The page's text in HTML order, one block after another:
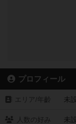
プロフィール
エリア/年齡 未
人数の好み 未